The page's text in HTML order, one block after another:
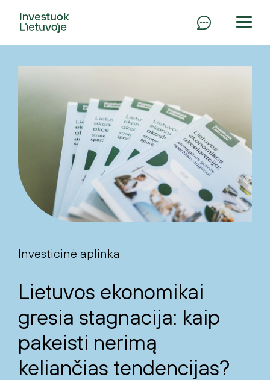
Investicinė aplinka
Lietuvos ekonomikai
gresia stagnacija: kaip
pakeisti nerimą
keliančias tendencijas?